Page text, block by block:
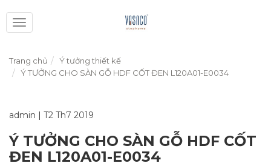
Toggle
navigation
Trang chủ
Ý tưởng thiết kế
Ý TƯỞNG CHO SÀN GỖ HDF CỐT ĐEN L120A01-E0034
admin | T2 Th7 2019
Ý TƯỞNG CHO SÀN GỖ HDF CỐT
ĐEN L120A01-E0034